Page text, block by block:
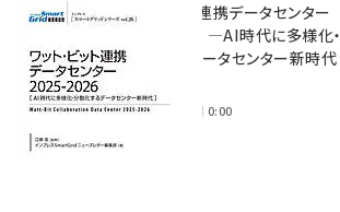
ワット・ビット連携データセンター
2025-2026 ―AI時代に多様化・
分散化するデータセンター新時代
2025年11月28日 0:00